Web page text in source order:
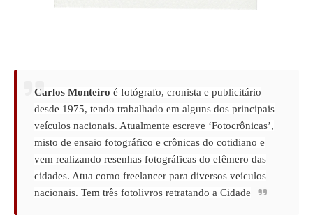
Carlos Monteiro é fotógrafo, cronista e publicitário
desde 1975, tendo trabalhado em alguns dos principais
veículos nacionais. Atualmente escreve ‘Fotocrônicas’,
misto de ensaio fotográfico e crônicas do cotidiano e
vem realizando resenhas fotográficas do efêmero das
cidades. Atua como freelancer para diversos veículos
nacionais. Tem três fotolivros retratando a Cidade